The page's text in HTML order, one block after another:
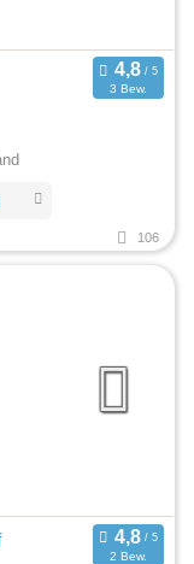
3 Bew.
106
2 Bew.